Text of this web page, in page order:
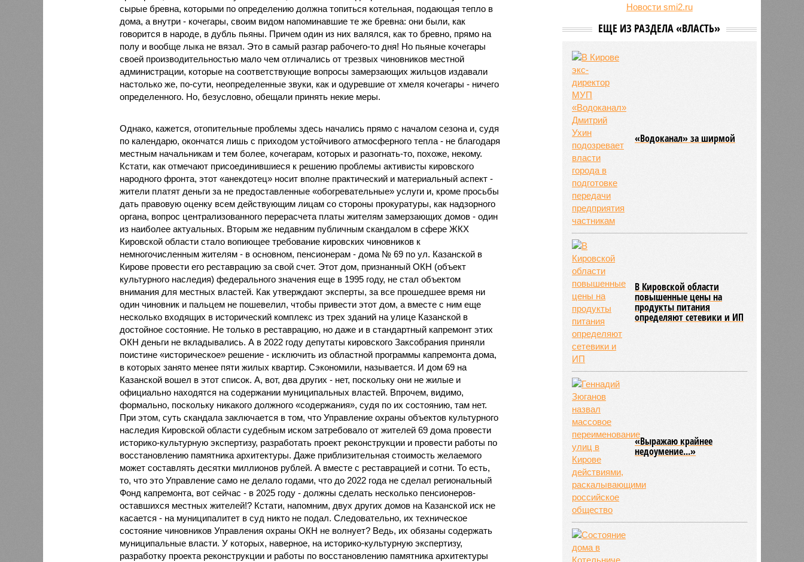
сырые бревна, которыми по определению должна топиться котельная, подающая тепло в
дома, а внутри - кочегары, своим видом напоминавшие те же бревна: они были, как
говорится в народе, в дубль пьяны. Причем один из них валялся, как то бревно, прямо на
полу и вообще лыка не вязал. Это в самый разгар рабочего-то дня! Но пьяные кочегары
своей производительностью мало чем отличались от трезвых чиновников местной
администрации, которые на соответствующие вопросы замерзающих жильцов издавали
настолько же, по-сути, неопределенные звуки, как и одуревшие от хмеля кочегары - ничего
определенного. Но, безусловно, обещали принять некие меры.
Однако, кажется, отопительные проблемы здесь начались прямо с началом сезона и, судя
по календарю, окончатся лишь с приходом устойчивого атмосферного тепла - не благодаря
местным начальникам и тем более, кочегарам, которых и разогнать-то, похоже, некому.
Кстати, как отмечают присоединившиеся к решению проблемы активисты кировского
народного фронта, этот «анекдотец» носит вполне практический и материальный аспект -
жители платят деньги за не предоставленные «обогревательные» услуги и, кроме просьбы
дать правовую оценку всем действующим лицам со стороны прокуратуры, как надзорного
органа, вопрос централизованного перерасчета платы жителям замерзающих домов - один
из наиболее актуальных. Вторым же недавним публичным скандалом в сфере ЖКХ
Кировской области стало вопиющее требование кировских чиновников к
немногочисленным жителям - в основном, пенсионерам - дома № 69 по ул. Казанской в
Кирове провести его реставрацию за свой счет. Этот дом, признанный ОКН (объект
культурного наследия) федерального значения еще в 1995 году, не стал объектом
внимания для местных властей. Как утверждают эксперты, за все прошедшее время ни
один чиновник и пальцем не пошевелил, чтобы привести этот дом, а вместе с ним еще
несколько входящих в исторический комплекс из трех зданий на улице Казанской в
достойное состояние. Не только в реставрацию, но даже и в стандартный капремонт этих
ОКН деньги не вкладывались. А в 2022 году депутаты кировского Заксобрания приняли
поистине «историческое» решение - исключить из областной программы капремонта дома,
в которых занято менее пяти жилых квартир. Сэкономили, называется. И дом 69 на
Казанской вошел в этот список. А, вот, два других - нет, поскольку они не жилые и
официально находятся на содержании муниципальных властей. Впрочем, видимо,
формально, поскольку никакого должного «содержания», судя по их состоянию, там нет.
При этом, суть скандала заключается в том, что Управление охраны объектов культурного
наследия Кировской области судебным иском затребовало от жителей 69 дома провести
историко-культурную экспертизу, разработать проект реконструкции и провести работы по
восстановлению памятника архитектуры. Даже приблизительная стоимость желаемого
может составлять десятки миллионов рублей. А вместе с реставрацией и сотни. То есть,
то, что это Управление само не делало годами, что до 2022 года не сделал региональный
Фонд капремонта, вот сейчас - в 2025 году - должны сделать несколько пенсионеров-
оставшихся местных жителей!? Кстати, напомним, двух других домов на Казанской иск не
касается - на муниципалитет в суд никто не подал. Следовательно, их техническое
состояние чиновников Управления охраны ОКН не волнует? Ведь, их обязаны содержать
муниципальные власти. У которых, наверное, на историко-культурную экспертизу,
разработку проекта реконструкции и работы по восстановлению памятника архитектуры
бабушкамНовости smi2.ru
ЕЩЕ ИЗ РАЗДЕЛА «ВЛАСТЬ»
«Водоканал» за ширмой
В Кировской области
повышенные цены на
продукты питания
определяют сетевики и ИП
«Выражаю крайнее
недоумение...»